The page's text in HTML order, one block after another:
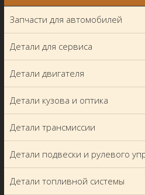
Запчасти для автомобилей
Детали для сервиса
Детали двигателя
Детали кузова и оптика
Детали трансмиссии
Детали подвески и рулевого
Детали топливной системы